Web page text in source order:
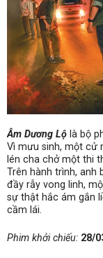
Âm Dương Lộ là bộ
Vì mưu sinh, một cử
lén cha chở một thi
Trên hành trình, anh
đầy rẫy vong linh,
sự thật hắc ám gắn
cầm lái.
Phim khởi chiếu: 28/